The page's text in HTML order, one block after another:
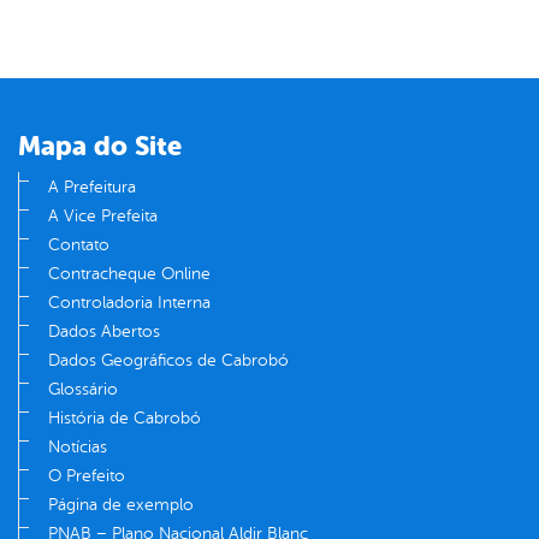
Mapa do Site
A Prefeitura
A Vice Prefeita
Contato
Contracheque Online
Controladoria Interna
Dados Abertos
Dados Geográficos de Cabrobó
Glossário
História de Cabrobó
Notícias
O Prefeito
Página de exemplo
PNAB – Plano Nacional Aldir Blanc